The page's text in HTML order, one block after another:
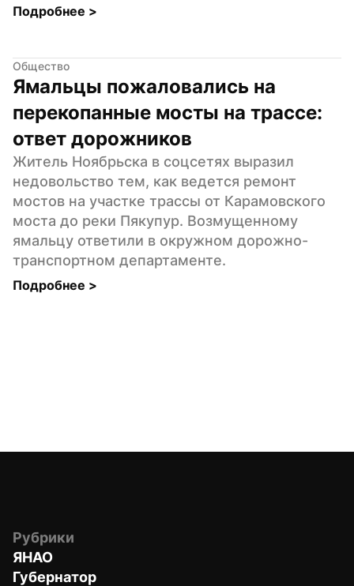
Подробнее >
Общество
Ямальцы пожаловались на
перекопанные мосты на трассе:
ответ дорожников
Житель Ноябрьска в соцсетях выразил
недовольство тем, как ведется ремонт
мостов на участке трассы от Карамовского
моста до реки Пякупур. Возмущенному
ямальцу ответили в окружном дорожно-
транспортном департаменте.
Подробнее >
Рубрики
ЯНАО
Губернатор